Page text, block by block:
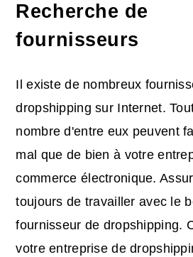
Recherche de
fournisseurs
Il existe de nombreux
dropshipping sur Internet.
nombre d'entre eux peuvent
mal que de bien à votre
commerce électronique.
toujours de travailler avec le
fournisseur de dropshipping.
votre entreprise de